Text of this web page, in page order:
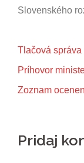
Slovenského
Tlačová správa
Príhovor
Zoznam
Pridaj